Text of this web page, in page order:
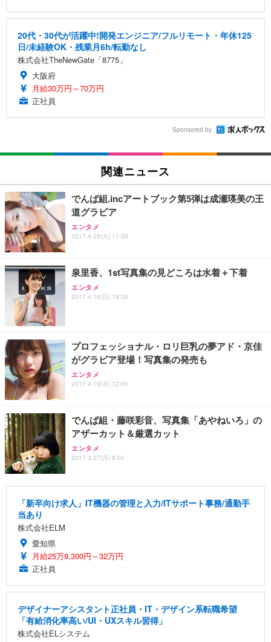
20代・30代が活躍中!開発エンジニア/フルリモート・年休125
日/未経験OK・残業月6h/転勤なし
株式会社TheNewGate「8775」
大阪府
月給30万円～70万円
正社員
Sponsored by
関連ニュース
でんぱ組.incアートブック第5弾は成瀬瑛美の王
道グラビア
エンタメ
2017.4.25(火) 11:39
泉里香、1st写真集の見どころは水着＋下着
エンタメ
2017.4.16(日) 19:38
プロフェッショナル・ロリ巨乳の夢アド・京佳
がグラビア登場！写真集の発売も
エンタメ
2017.4.19(水) 12:00
でんぱ組・藤咲彩音、写真集「あやねいろ」の
アザーカット＆厳選カット
エンタメ
2017.3.27(月) 8:00
「新卒向け求人」IT機器の管理と入力/ITサポート事務/通勤手
当あり
株式会社ELM
愛知県
月給25万9,300円～32万円
正社員
デザイナーアシスタント正社員・IT・デザイン系転職希望
「有給消化率高い/UI・UXスキル習得」
株式会社ELシステム